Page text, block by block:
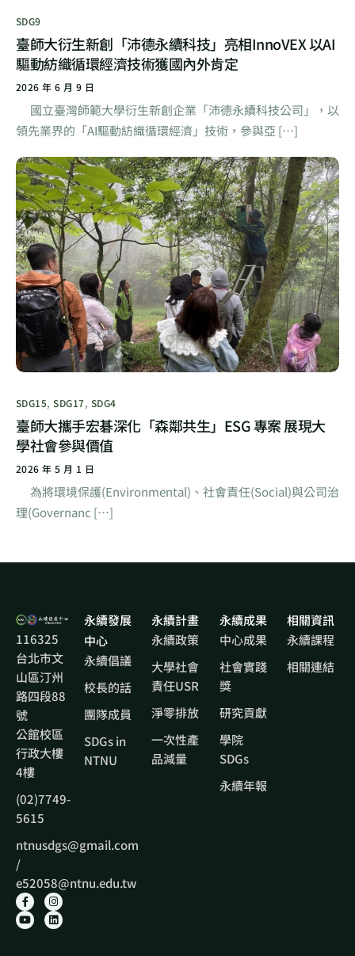
SDG9
臺師大衍生新創「沛德永續科技」亮相InnoVEX 以AI
驅動紡織循環經濟技術獲國內外肯定
2026 年 6 月 9 日
國立臺灣師範大學衍生新創企業「沛德永續科技公司」，以
領先業界的「AI驅動紡織循環經濟」技術，參與亞 […]
SDG15,SDG17, SDG4
臺師大攜手宏碁深化「森鄰共生」ESG 專案 展現大
學社會參與價值
2026 年 5 月 1 日
為將環境保護(Environmental)、社會責任(Social)與公司治
理(Governanc […]
116325
台北市文
山區汀州
路四段88
號
公館校區
行政大樓
4樓
(02)7749-
5615
ntnusdgs@gmail.com
/
e52058@ntnu.edu.tw
永續發展
中心
永續倡議
校長的話
團隊成員
SDGs in
NTNU
永續計畫
永續政策
大學社會
責任USR
淨零排放
一次性產
品減量
永續成果
中心成果
社會實踐
獎
研究貢獻
學院
SDGs
永續年報
相關資訊
永續課程
相關連結